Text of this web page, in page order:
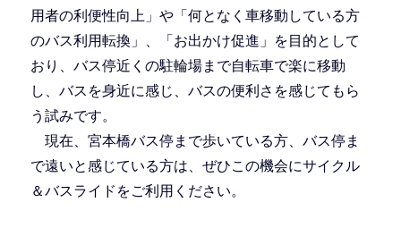
用者の利便性向上」や「何となく車移動している方
のバス利用転換」、「お出かけ促進」を目的として
おり、バス停近くの駐輪場まで自転車で楽に移動
し、バスを身近に感じ、バスの便利さを感じてもら
う試みです。
現在、宮本橋バス停まで歩いている方、バス停ま
で遠いと感じている方は、ぜひこの機会にサイクル
＆バスライドをご利用ください。